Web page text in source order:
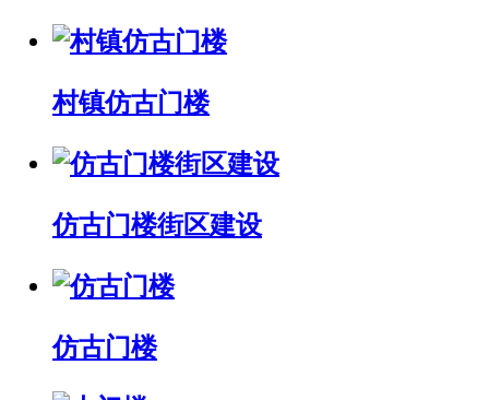
村镇仿古门楼
仿古门楼街区建设
仿古门楼